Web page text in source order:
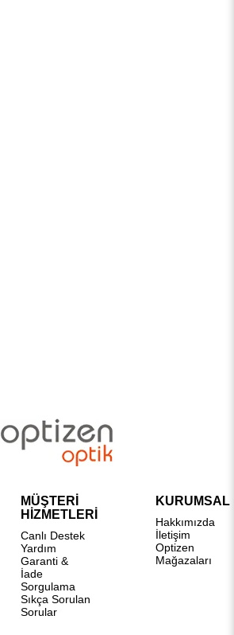
MÜŞTERİ
HİZMETLERİ
Canlı Destek
Yardım
Garanti &
İade
Sorgulama
Sıkça Sorulan
Sorular
KURUMSAL
Hakkımızda
İletişim
Optizen
Mağazaları